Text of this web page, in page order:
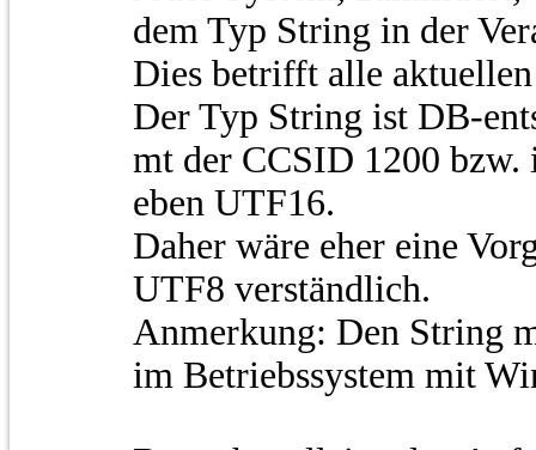
dem Typ String in der
Dies betrifft alle
Der Typ String ist DB-
mt der CCSID 1200
eben UTF16.
Daher wäre eher eine
UTF8 verständlich.
Anmerkung: Den String
im Betriebssystem mit